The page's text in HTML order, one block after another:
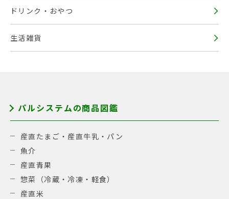
ドリンク・おやつ
生活雑貨
パルシステムの商品図鑑
産直たまご・産直牛乳・パン
魚介
産直青果
惣菜（冷蔵・冷凍・軽食）
産直米